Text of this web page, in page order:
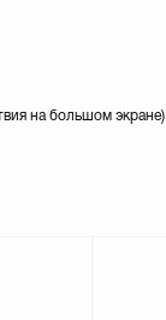
на большом экране)